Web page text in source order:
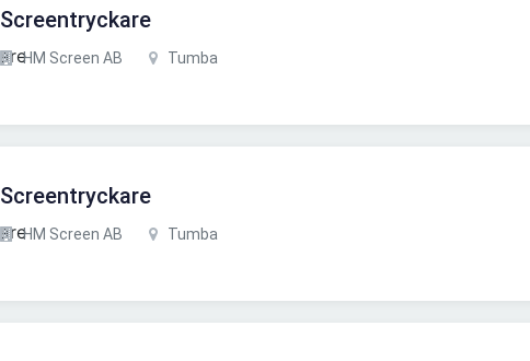
Screentryckare
HM Screen AB Tumba
Screentryckare
HM Screen AB Tumba